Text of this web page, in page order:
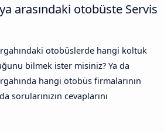
arasındaki otobüste Servis
otobüslerde hangi koltuk
bilmek ister misiniz? Ya da
hangi otobüs firmalarının
sorularınızın cevaplarını